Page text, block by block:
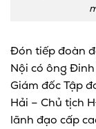
Đón tiếp đoàn
Nội có ông
Giám đốc Tập
Hải – Chủ tịch
lãnh đạo cấp